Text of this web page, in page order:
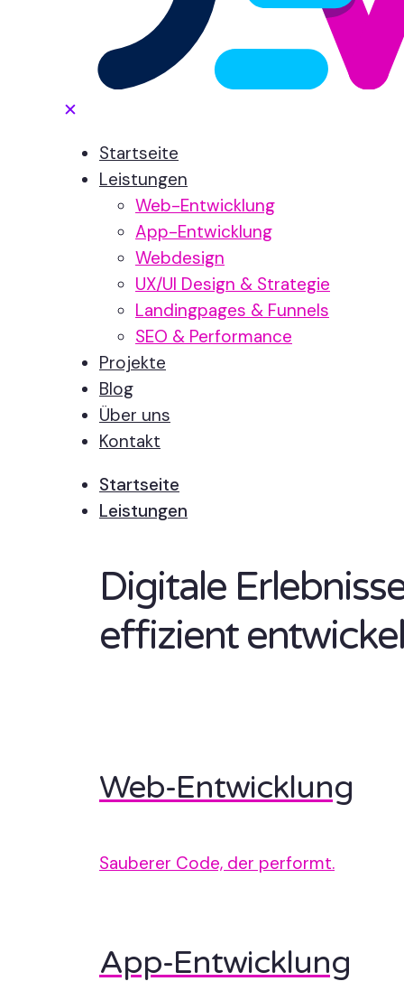
✕
Startseite
Leistungen
Web-Entwicklung
App-Entwicklung
Webdesign
UX/UI Design & Strategie
Landingpages & Funnels
SEO & Performance
Projekte
Blog
Über uns
Kontakt
Startseite
Leistungen
Digitale
effizient
Web-Entwicklung
Sauberer Code, der performt.
App-Entwicklung